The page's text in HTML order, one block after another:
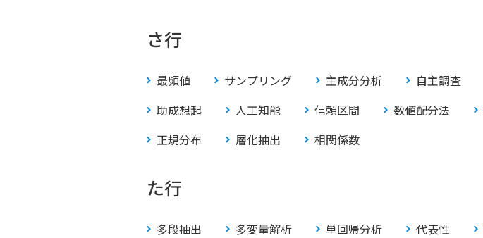
さ行
最頻値 サンプリング 主成分分析 自主調査
助成想起
人工知能 信頼区間 数値配分法
正規分布
層化抽出 相関係数
た行
多段抽出 多変量解析 単回帰分析 代表性